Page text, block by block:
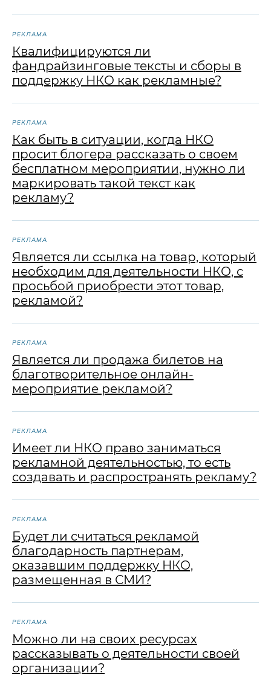
РЕКЛАМА
Квалифицируются ли
фандрайзинговые тексты и сборы в
поддержку НКО как рекламные?
РЕКЛАМА
Как быть в ситуации, когда НКО
просит блогера рассказать о своем
бесплатном мероприятии, нужно ли
маркировать такой текст как
рекламу?
РЕКЛАМА
Является ли ссылка на товар, который
необходим для деятельности НКО, с
просьбой приобрести этот товар,
рекламой?
РЕКЛАМА
Является ли продажа билетов на
благотворительное онлайн-
мероприятие рекламой?
РЕКЛАМА
Имеет ли НКО право заниматься
рекламной деятельностью, то есть
создавать и распространять рекламу?
РЕКЛАМА
Будет ли считаться рекламой
благодарность партнерам,
оказавшим поддержку НКО,
размещенная в СМИ?
РЕКЛАМА
Можно ли на своих ресурсах
рассказывать о деятельности своей
организации?